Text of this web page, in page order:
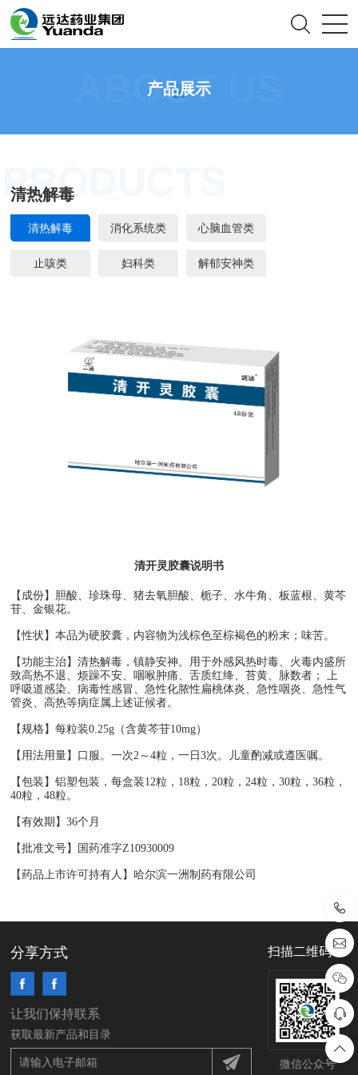
产品展示
ABOUT US
PRODUCTS
清热解毒
清热解毒 消化系统类 心脑血管类
止咳类 妇科类 解郁安神类
清开灵胶囊说明书
【成份】胆酸、珍珠母、猪去氧胆酸、栀子、水牛角、板蓝根、黄芩
苷、金银花。
【性状】本品为硬胶囊，内容物为浅棕色至棕褐色的粉末；味苦。
【功能主治】清热解毒，镇静安神。用于外感风热时毒、火毒内盛所
致高热不退、烦躁不安、咽喉肿痛、舌质红绛、苔黄、脉数者； 上
呼吸道感染、病毒性感冒、急性化脓性扁桃体炎、急性咽炎、急性气
管炎、高热等病症属上述证候者。
【规格】每粒装0.25g（含黄芩苷10mg）
【用法用量】口服。一次2～4粒，一日3次。儿童酌减或遵医嘱。
【包装】铝塑包装，每盒装12粒，18粒，20粒，24粒，30粒，36粒，
40粒，48粒。
【有效期】36个月
【批准文号】国药准字Z10930009
【药品上市许可持有人】哈尔滨一洲制药有限公司
扫描二维码
微信公众号
分享方式
让我们保持联系
获取最新产品和目录